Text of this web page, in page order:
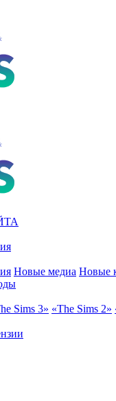
Новые медиа Новые
Sims 3» «The Sims 2»